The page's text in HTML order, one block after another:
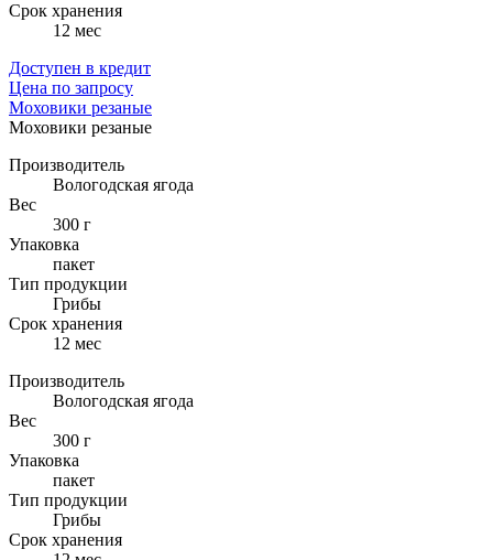
Cрок хранения
12 мес
Доступен в кредит
Цена по запросу
Моховики резаные
Моховики резаные
Производитель
Вологодская ягода
Вес
300 г
Упаковка
пакет
Тип продукции
Грибы
Cрок хранения
12 мес
Производитель
Вологодская ягода
Вес
300 г
Упаковка
пакет
Тип продукции
Грибы
Cрок хранения